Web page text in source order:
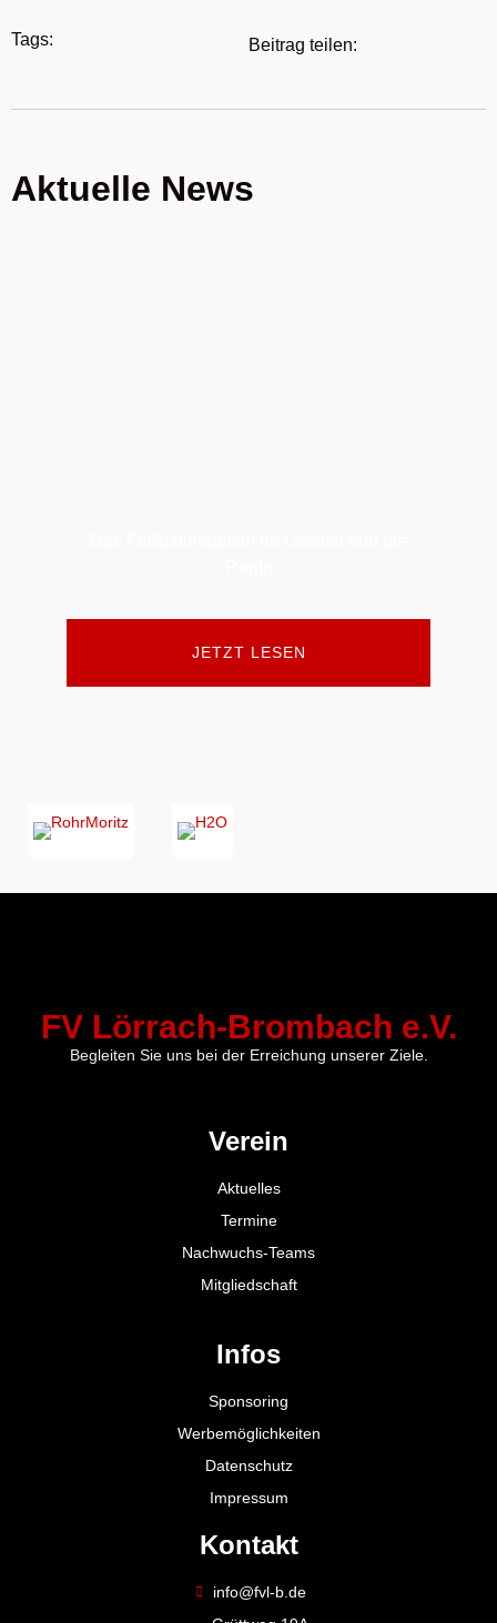
Tags: Beitrag teilen:
Aktuelle News
JETZT LESEN
FV Lörrach-Brombach e.V.
Begleiten Sie uns bei der Erreichung unserer Ziele.
Verein
Aktuelles
Termine
Nachwuchs-Teams
Mitgliedschaft
Infos
Sponsoring
Werbemöglichkeiten
Datenschutz
Impressum
Kontakt
info@fvl-b.de